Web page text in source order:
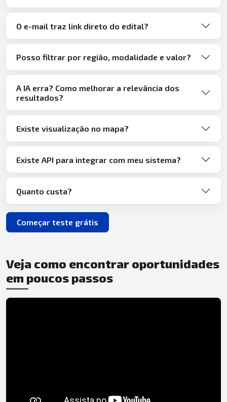
O e-mail traz link direto do edital?
Posso filtrar por região, modalidade e valor?
A IA erra? Como melhorar a relevância dos
resultados?
Existe visualização no mapa?
Existe API para integrar com meu sistema?
Quanto custa?
Começar teste grátis
Veja como encontrar oportunidades
em poucos passos